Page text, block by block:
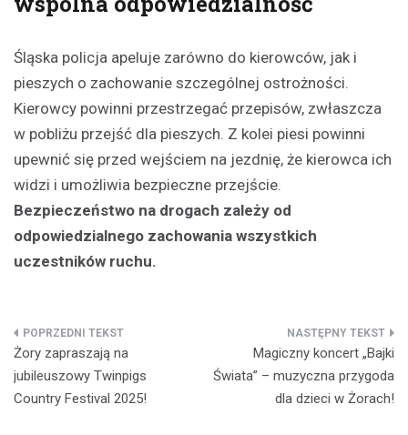
Śląska policja apeluje zarówno do kierowców, jak i
pieszych o zachowanie szczególnej ostrożności.
Kierowcy powinni przestrzegać przepisów, zwłaszcza
w pobliżu przejść dla pieszych. Z kolei piesi powinni
upewnić się przed wejściem na jezdnię, że kierowca ich
widzi i umożliwia bezpieczne przejście.
Bezpieczeństwo na drogach zależy od
odpowiedzialnego zachowania wszystkich
uczestników ruchu.
Nawigacja
wpisu
Żory zapraszają na
jubileuszowy Twinpigs
Country Festival 2025!
Magiczny koncert „Bajki
Świata” – muzyczna przygoda
dla dzieci w Żorach!